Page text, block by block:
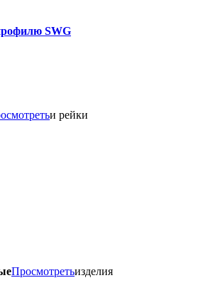
SWG
и рейки
Просмотретьизделия